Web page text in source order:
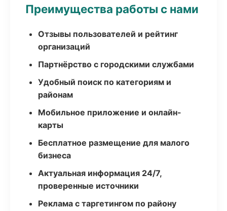
Преимущества работы с нами
Отзывы пользователей и рейтинг
организаций
Партнёрство с городскими службами
Удобный поиск по категориям и
районам
Мобильное приложение и онлайн-
карты
Бесплатное размещение для малого
бизнеса
Актуальная информация 24/7,
проверенные источники
Реклама с таргетингом по району